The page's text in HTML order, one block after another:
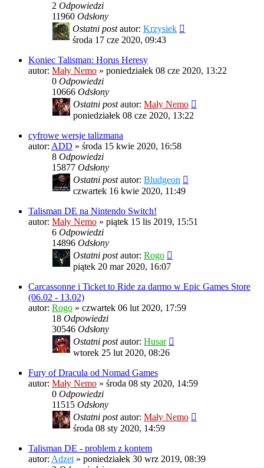
2 Odpowiedzi
11960 Odsłony
Ostatni postautor: Krzysiek
środa 17 cze 2020, 09:43
Koniec Talisman: Horus Heresy
autor: Mały Nemo » poniedziałek 08 cze 2020, 13:22
0 Odpowiedzi
10666 Odsłony
Ostatni postautor: Mały Nemo
poniedziałek 08 cze 2020, 13:22
cyfrowe wersje talizmana
autor: ADD » środa 15 kwie 2020, 16:58
8 Odpowiedzi
15877 Odsłony
Ostatni postautor: Bludgeon
czwartek 16 kwie 2020, 11:49
Talisman DE na Nintendo Switch!
autor: Mały Nemo » piątek 15 lis 2019, 15:51
6 Odpowiedzi
14896 Odsłony
Ostatni postautor: Rogo
piątek 20 mar 2020, 16:07
Carcassonne i Ticket to Ride za darmo w Epic Games Store
(06.02 - 13.02)
autor: Rogo » czwartek 06 lut 2020, 17:59
18 Odpowiedzi
30546 Odsłony
Ostatni postautor: Husar
wtorek 25 lut 2020, 08:26
Fury of Dracula od Nomad Games
autor: Mały Nemo » środa 08 sty 2020, 14:59
0 Odpowiedzi
11515 Odsłony
Ostatni postautor: Mały Nemo
środa 08 sty 2020, 14:59
Talisman DE - problem z kontem
autor: Adzet» poniedziałek 30 wrz 2019, 08:39